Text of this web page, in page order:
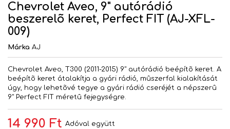
Chevrolet Aveo, 9" autórádió
beszerelõ keret, Perfect FIT (AJ-XFL-
009)
Márka AJ
Chevrolet Aveo, T300 (2011-2015) 9" autórádió beépítõ keret. A
beépítõ keret átalakítja a gyári rádió, mûszerfal kialakítását
úgy, hogy lehetõvé tegye a gyári rádió cseréjét a népszerû
9" Perfect FIT méretû fejegységre.
14 990 Ft Adóval együtt